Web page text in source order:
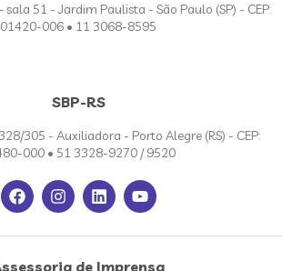
51 - Jardim Paulista - São Paulo (SP) - CEP:
01420-006 • 11 3068-8595
SBP-RS
305 - Auxiliadora - Porto Alegre (RS) - CEP:
000 • 51 3328-9270 / 9520
de Imprensa